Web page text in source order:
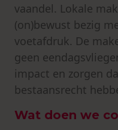
vaandel. Lokale
(on)bewust bezig
voetafdruk. De
geen
impact en zorgen
bestaansrecht
Wat doen we